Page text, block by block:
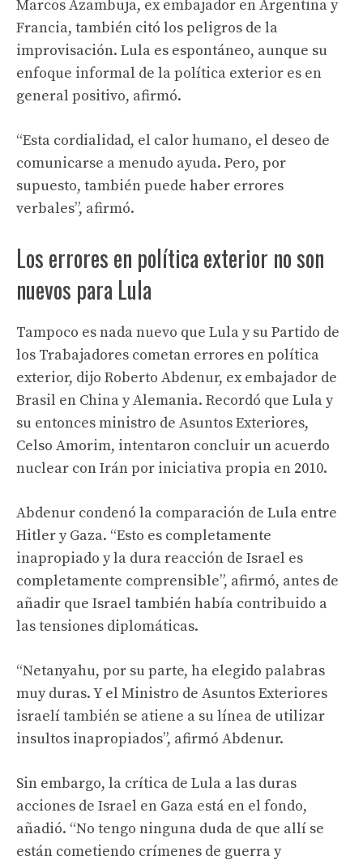
Marcos Azambuja, ex embajador en Argentina y
Francia, también citó los peligros de la
improvisación. Lula es espontáneo, aunque su
enfoque informal de la política exterior es en
general positivo, afirmó.
“Esta cordialidad, el calor humano, el deseo de
comunicarse a menudo ayuda. Pero, por
supuesto, también puede haber errores
verbales”, afirmó.
Los errores en política exterior no son
nuevos para Lula
Tampoco es nada nuevo que Lula y su Partido de
los Trabajadores cometan errores en política
exterior, dijo Roberto Abdenur, ex embajador de
Brasil en China y Alemania. Recordó que Lula y
su entonces ministro de Asuntos Exteriores,
Celso Amorim, intentaron concluir un acuerdo
nuclear con Irán por iniciativa propia en 2010.
Abdenur condenó la comparación de Lula entre
Hitler y Gaza. “Esto es completamente
inapropiado y la dura reacción de Israel es
completamente comprensible”, afirmó, antes de
añadir que Israel también había contribuido a
las tensiones diplomáticas.
“Netanyahu, por su parte, ha elegido palabras
muy duras. Y el Ministro de Asuntos Exteriores
israelí también se atiene a su línea de utilizar
insultos inapropiados”, afirmó Abdenur.
Sin embargo, la crítica de Lula a las duras
acciones de Israel en Gaza está en el fondo,
añadió. “No tengo ninguna duda de que allí se
están cometiendo crímenes de guerra y